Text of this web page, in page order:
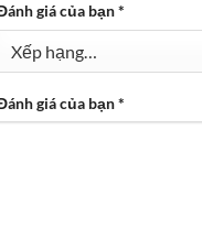
giá của bạn*
giá của bạn*